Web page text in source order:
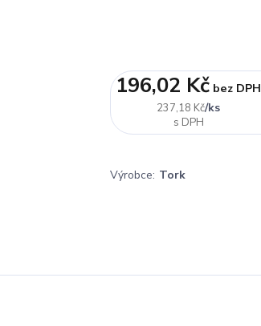
237,18 Kč/ks
196,02 Kč bez DPH
Výrobce: Tork